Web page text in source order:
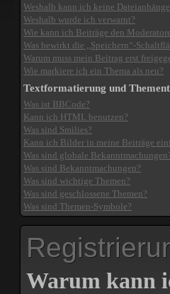
Weshalb kann ich keine
Weshalb wurde ich verwarnt?
Wie kann ich Beiträge den
Was bewirkt die „Speichern“-
Warum muss mein Beitrag erst
Wie markiere ich ein Thema als neu?
Textformatierung und
Was ist BBCode?
Kann ich HTML benutzen?
Was sind Smilies?
Kann ich Bilder in meine Beiträge
Was sind globale
Was sind Bekanntmachungen?
Was sind wichtige Themen?
Was sind geschlossene Themen?
Was sind Themen-Symbole?
Warum kann